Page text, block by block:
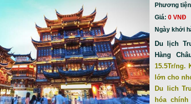
Phương
Giá: 0 VNĐ
Ngày khởi
Du lịch
Hàng
15.5Tr/ng.
lớn cho
Du lich
hóa